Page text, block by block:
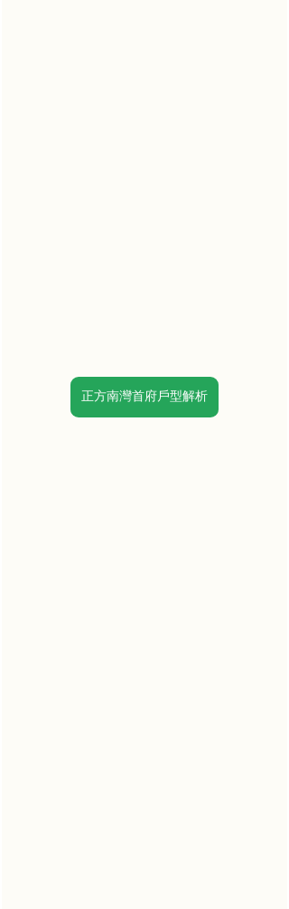
正方南灣首府戶型解析